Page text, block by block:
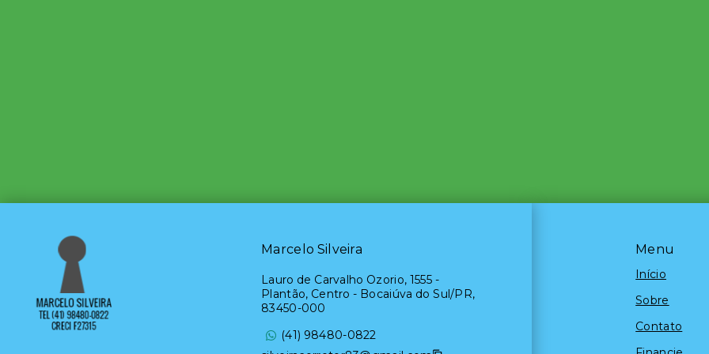
Menu
Início
Sobre
Contato
Marcelo Silveira
Lauro de Carvalho Ozorio, 1555 -
Plantão, Centro - Bocaiúva do Sul/PR,
83450-000
(41) 98480-0822